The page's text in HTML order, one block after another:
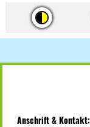
Anschrift & Kontakt: